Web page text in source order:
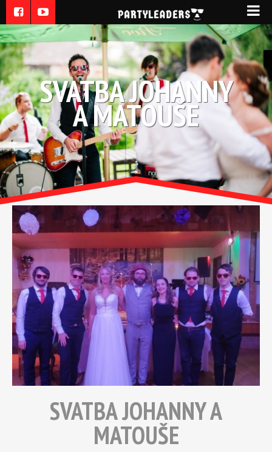
SVATBA JOHANNY
A MATOUŠE
SVATBA JOHANNY A
MATOUŠE